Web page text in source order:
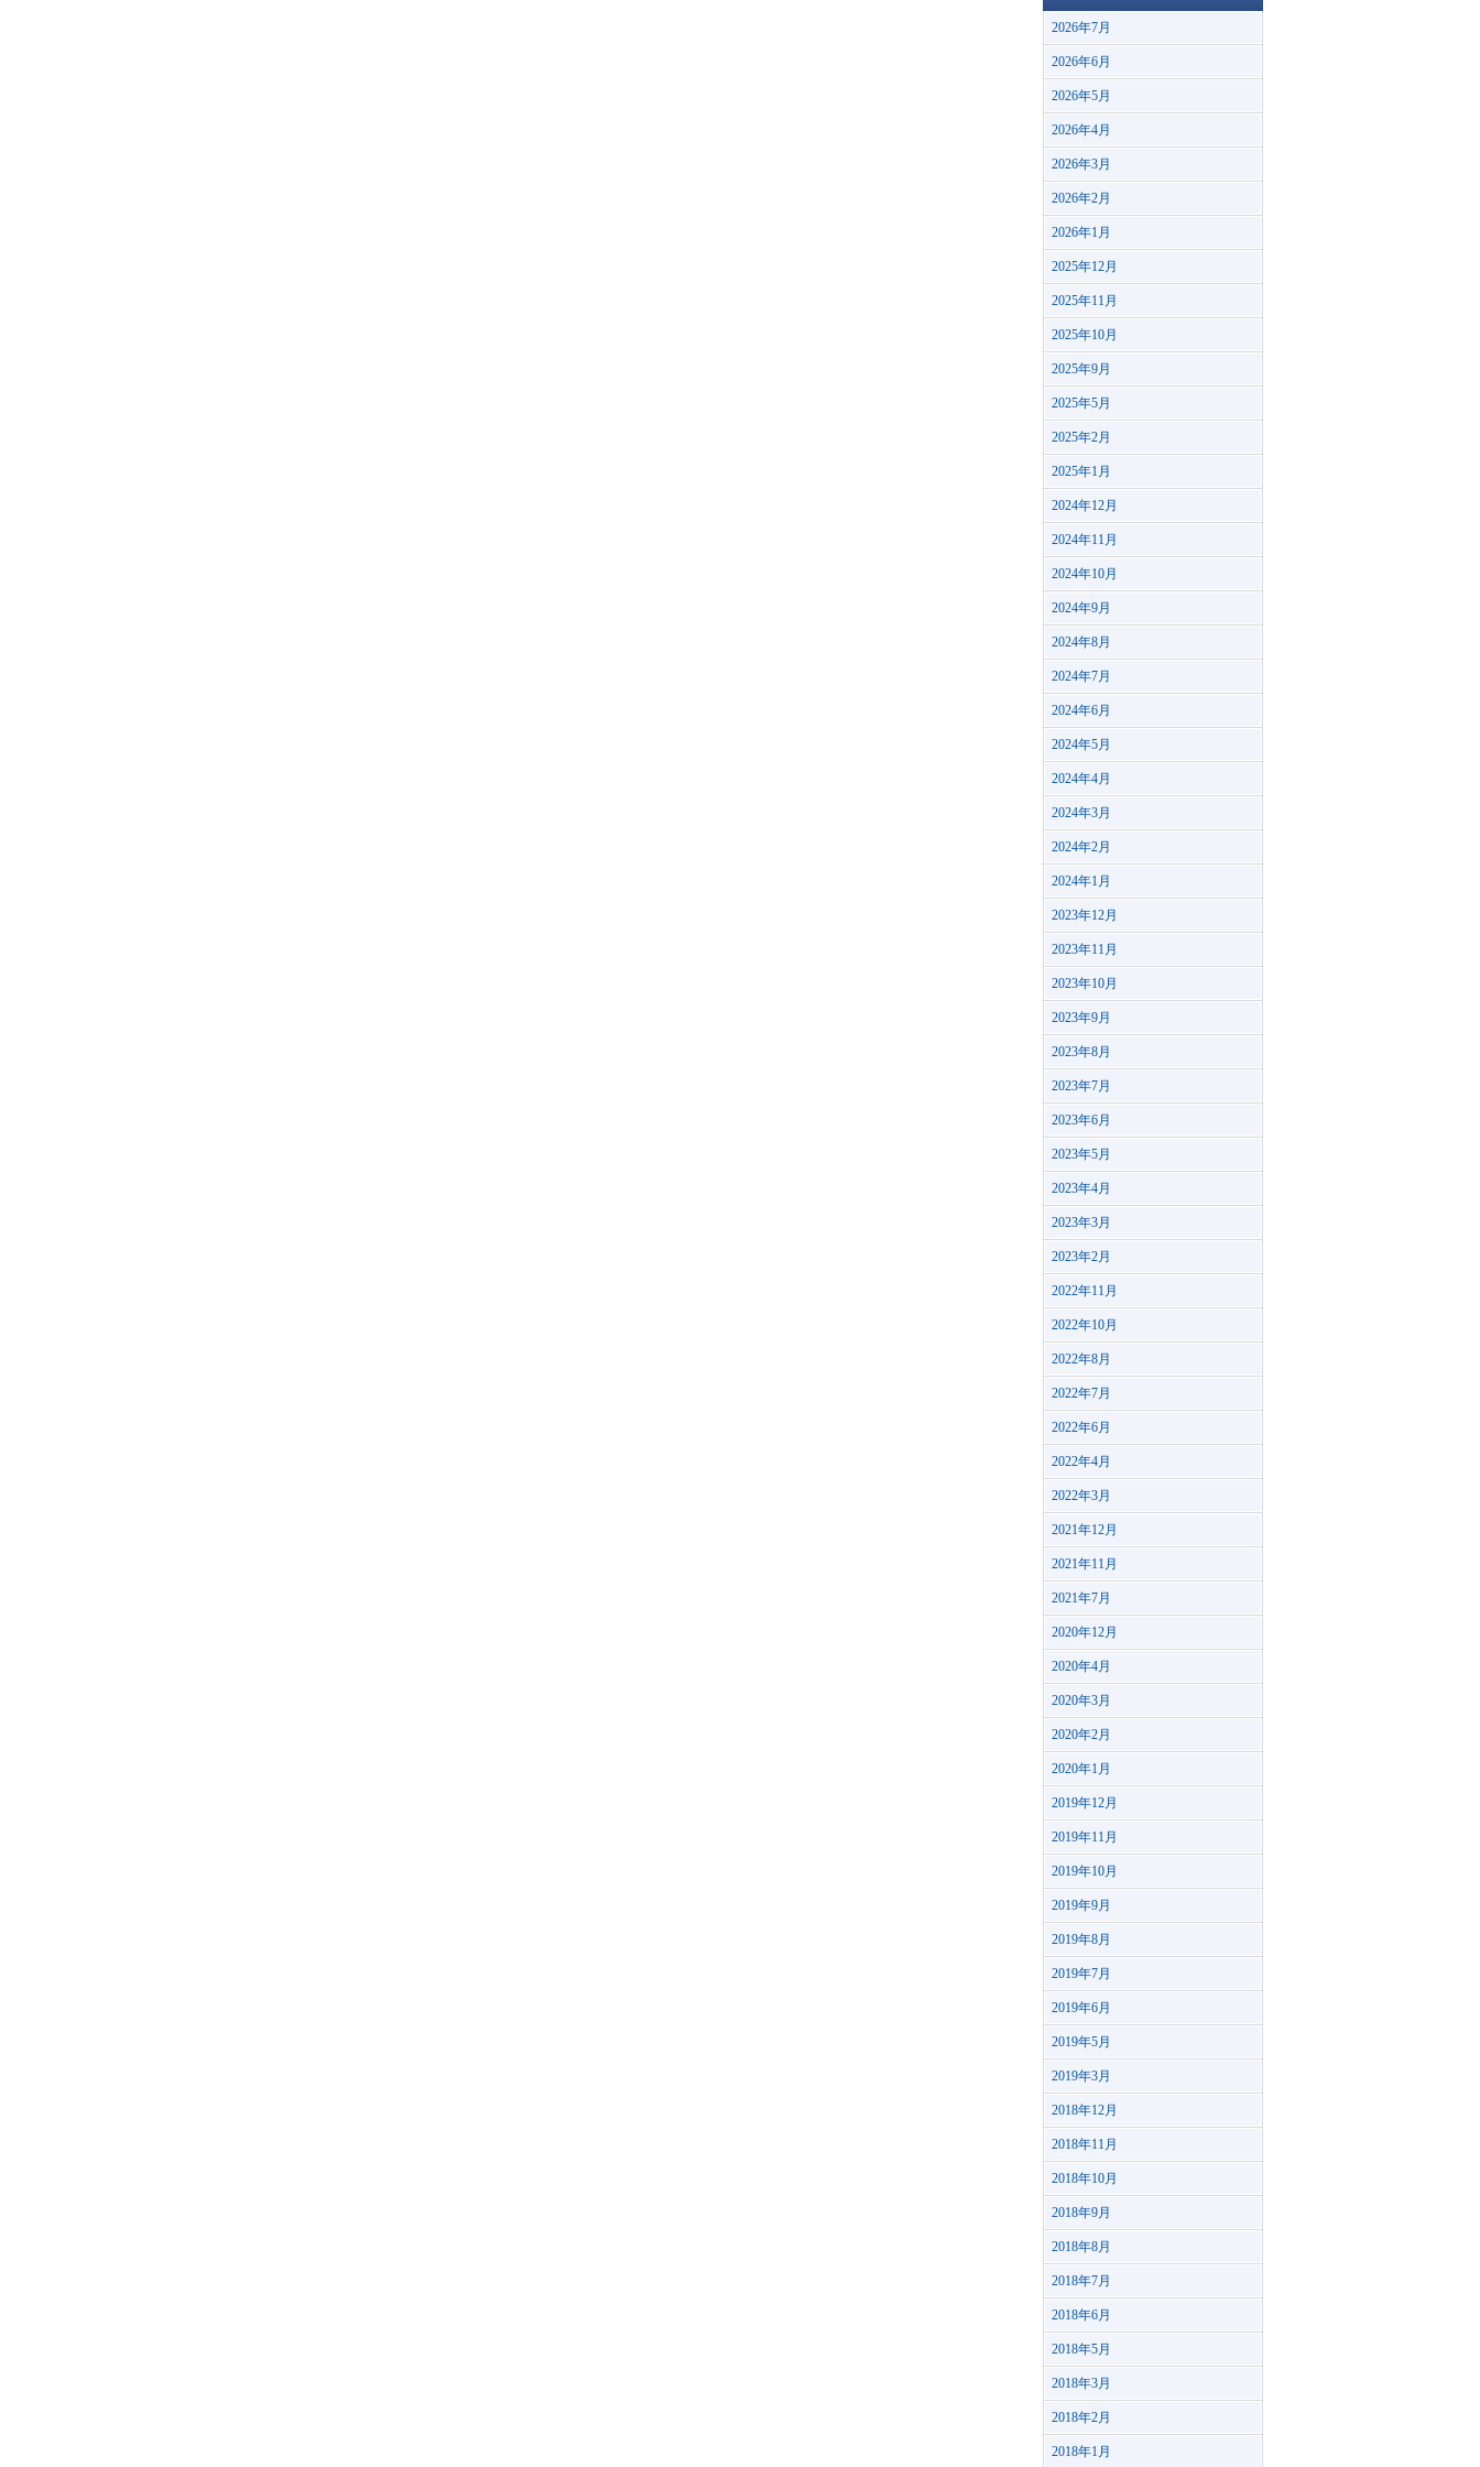
2026年7月
2026年6月
2026年5月
2026年4月
2026年3月
2026年2月
2026年1月
2025年12月
2025年11月
2025年10月
2025年9月
2025年5月
2025年2月
2025年1月
2024年12月
2024年11月
2024年10月
2024年9月
2024年8月
2024年7月
2024年6月
2024年5月
2024年4月
2024年3月
2024年2月
2024年1月
2023年12月
2023年11月
2023年10月
2023年9月
2023年8月
2023年7月
2023年6月
2023年5月
2023年4月
2023年3月
2023年2月
2022年11月
2022年10月
2022年8月
2022年7月
2022年6月
2022年4月
2022年3月
2021年12月
2021年11月
2021年7月
2020年12月
2020年4月
2020年3月
2020年2月
2020年1月
2019年12月
2019年11月
2019年10月
2019年9月
2019年8月
2019年7月
2019年6月
2019年5月
2019年3月
2018年12月
2018年11月
2018年10月
2018年9月
2018年8月
2018年7月
2018年6月
2018年5月
2018年3月
2018年2月
2018年1月